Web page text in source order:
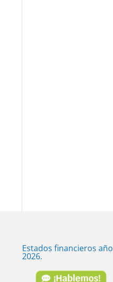
Estados financieros año
2026.